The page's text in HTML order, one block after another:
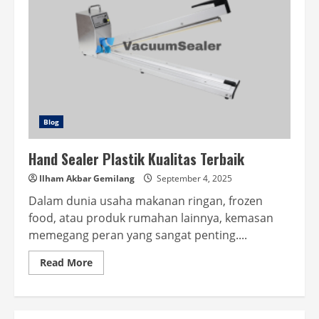
Blog
Hand Sealer Plastik Kualitas Terbaik
Ilham Akbar Gemilang September 4, 2025
Dalam dunia usaha makanan ringan, frozen
food, atau produk rumahan lainnya, kemasan
memegang peran yang sangat penting....
Read MoreRead
more